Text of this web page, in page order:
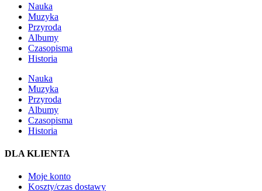
Nauka
Muzyka
Przyroda
Albumy
Czasopisma
Historia
Nauka
Muzyka
Przyroda
Albumy
Czasopisma
Historia
DLA KLIENTA
Moje konto
Koszty/czas dostawy